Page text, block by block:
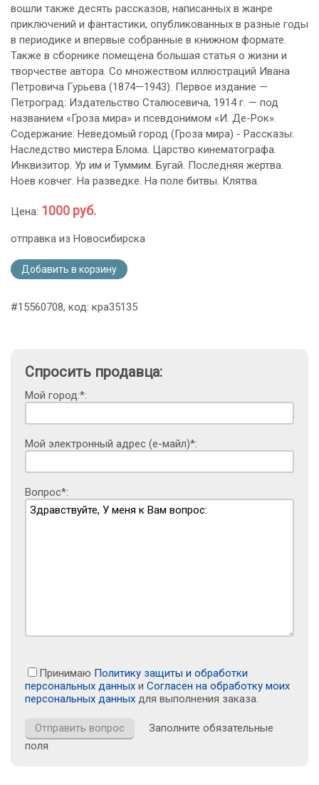
вошли также десять рассказов, написанных в жанре
приключений и фантастики, опубликованных в разные годы
в периодике и впервые собранные в книжном формате.
Также в сборнике помещена большая статья о жизни и
творчестве автора. Со множеством иллюстраций Ивана
Петровича Гурьева (1874—1943). Первое издание —
Петроград: Издательство Сталюсевича, 1914 г. — под
названием «Гроза мира» и псевдонимом «И. Де-Рок».
Содержание: Неведомый город (Гроза мира) - Рассказы:
Наследство мистера Блома. Царство кинематографа.
Инквизитор. Ур им и Туммим. Бугай. Последняя жертва.
Ноев ковчег. На разведке. На поле битвы. Клятва.
Цена: 1000 руб.
отправка из Новосибирска
Добавить в корзину
#15560708, код: кра35135
Спросить продавца:
Мой город:*:
Мой электронный адрес (е-майл)*:
Вопрос*:
Принимаю Политику защиты и обработки
персональных данных и Согласен на обработку моих
персональных данных для выполнения заказа.
Заполните обязательные
поля